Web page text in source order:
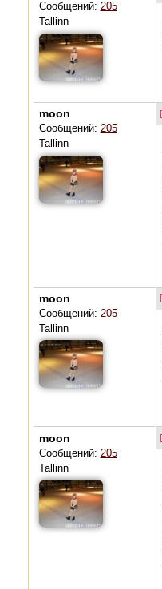
Сообщений: 205
Tallinn
moon
Сообщений: 205
Tallinn
moon
Сообщений: 205
Tallinn
moon
Сообщений: 205
Tallinn